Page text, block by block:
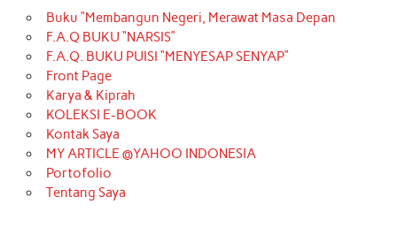
Buku “Membangun Negeri, Merawat Masa Depan
F.A.Q BUKU “NARSIS”
F.A.Q. BUKU PUISI “MENYESAP SENYAP”
Front Page
Karya & Kiprah
KOLEKSI E-BOOK
Kontak Saya
MY ARTICLE @YAHOO INDONESIA
Portofolio
Tentang Saya